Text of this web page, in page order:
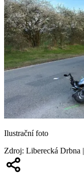
Ilustrační foto
Zdroj: Liberecká Drbna